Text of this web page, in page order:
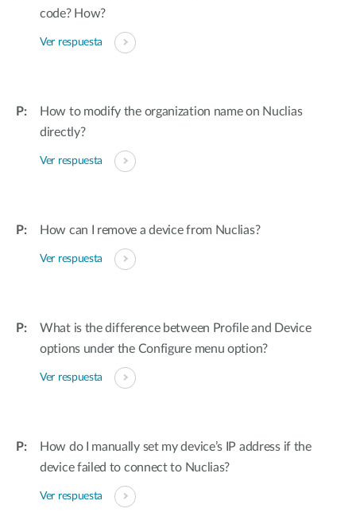
code? How?
Ver respuesta
How to modify the organization name on Nuclias
directly?
Ver respuesta
How can I remove a device from Nuclias?
Ver respuesta
What is the difference between Profile and Device
options under the Configure menu option?
Ver respuesta
How do I manually set my device’s IP address if the
device failed to connect to Nuclias?
Ver respuesta